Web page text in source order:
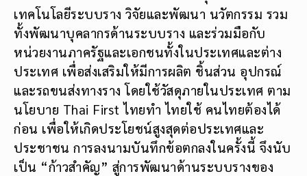
เทคโนโลยีระบบราง วิจัยและพัฒนา นวัตกรรม รวม
ทั้งพัฒนาบุคลากรด้านระบบราง และร่วมมือกับ
หน่วยงานภาครัฐและเอกชนทั้งในประเทศและต่าง
ประเทศ เพื่อส่งเสริมให้มีการผลิต ชิ้นส่วน อุปกรณ์
และรถขนส่งทางราง โดยใช้วัสดุภายในประเทศ ตาม
นโยบาย Thai First ไทยทำ ไทยใช้ คนไทยต้องได้
ก่อน เพื่อให้เกิดประโยชน์สูงสุดต่อประเทศและ
ประชาชน การลงนามบันทึกข้อตกลงในครั้งนี้ จึงนับ
เป็น “ก้าวสำคัญ” สู่การพัฒนาด้านระบบรางของ